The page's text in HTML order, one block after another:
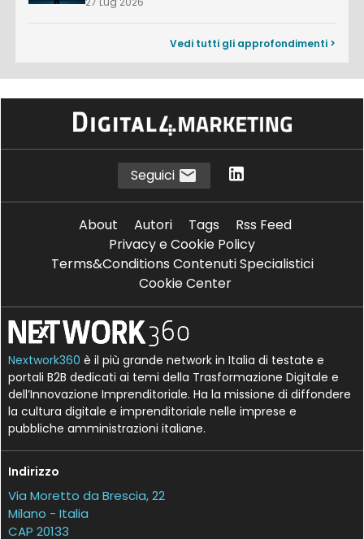
Vedi tutti gli approfondimenti >
Seguici
About Autori Tags
Rss Feed
Privacy e Cookie Policy
Terms&Conditions Contenuti Specialistici
Cookie Center
Nextwork360 è il più grande network in Italia di testate e
portali B2B dedicati ai temi della Trasformazione Digitale e
dell’Innovazione Imprenditoriale. Ha la missione di diffondere
la cultura digitale e imprenditoriale nelle imprese e
pubbliche amministrazioni italiane.
Indirizzo
Via Moretto da Brescia, 22
Milano - Italia
CAP 20133